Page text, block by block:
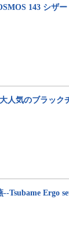
143 シザ
人気のブラッ
Tsubame Ergo